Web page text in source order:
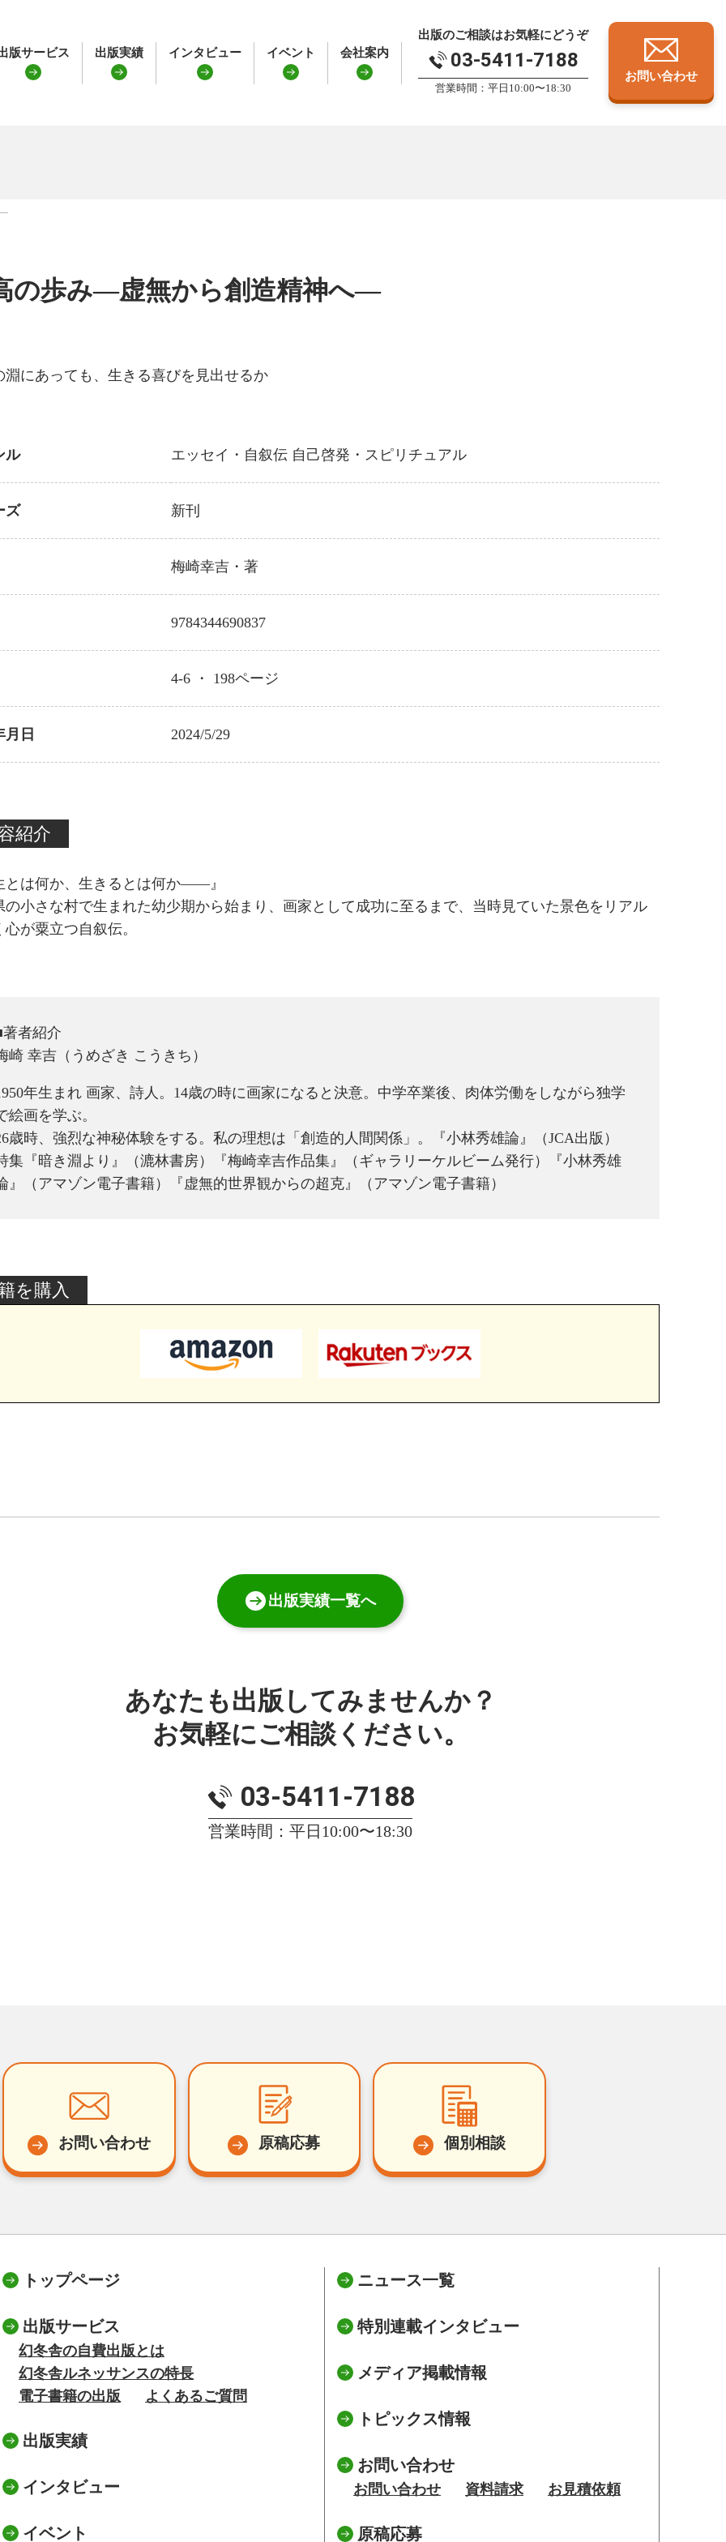
版サービス 出版実績 インタビュー イベント 会社案内
出版のご相談はお気軽にどうぞ
03-5411-7188
営業時間：平日10:00〜18:30
お問い合わせ
の歩み—虚無から創造精神へ—
淵にあっても、生きる喜びを見出せるか
ル エッセイ・自叙伝 自己啓発・スピリチュアル
ズ 新刊
梅崎幸吉 ・著
9784344690837
4-6 ・ 198ページ
月日 2024/5/29
紹介
とは何か、生きるとは何か——』
の小さな村で生まれた幼少期から始まり、画家として成功に至るまで、当時見ていた景色をリアル
が粟立つ自叙伝。
者紹介
崎 幸吉（うめざき こうきち）
年生まれ 画家、詩人。14歳の時に画家になると決意。中学卒業後、肉体労働をしながら独学
絵画を学ぶ。
歳時、強烈な神秘体験をする。私の理想は「創造的人間関係」。『小林秀雄論』（JCA出版）
集『暗き淵より』（漉林書房）『梅崎幸吉作品集』（ギャラリーケルビーム発行）『小林秀雄
』（アマゾン電子書籍）『虚無的世界観からの超克』（アマゾン電子書籍）
を購入
出版実績一覧へ
あなたも出版してみませんか？
お気軽にご相談ください。
03-5411-7188
営業時間：平日10:00〜18:30
お問い合わせ 原稿応募 個別相談
トップページ
出版サービス
幻冬舎の自費出版とは
幻冬舎ルネッサンスの特長
電子書籍の出版
よくあるご質問
出版実績
インタビュー
イベント
ニュース一覧
特別連載インタビュー
メディア掲載情報
トピックス情報
お問い合わせ
お問い合わせ 資料請求 お見積依頼
原稿応募